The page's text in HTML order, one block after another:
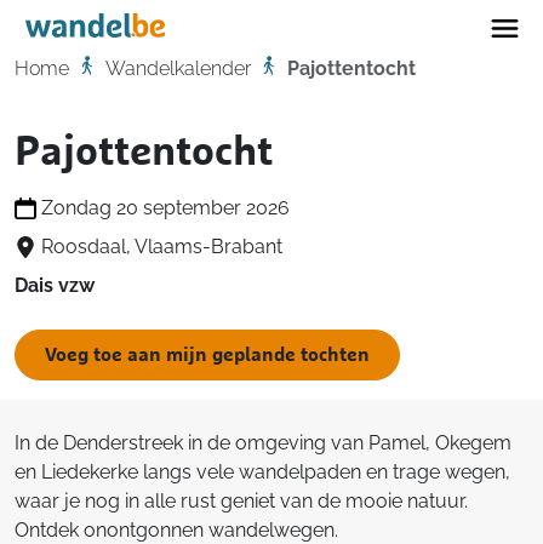
Home
Home Wandelkalender Pajottentocht
Pajottentocht
Zondag 20 september 2026
Roosdaal, Vlaams-Brabant
Dais vzw
Voeg toe aan mijn geplande tochten
In de Denderstreek in de omgeving van Pamel, Okegem
en Liedekerke langs vele wandelpaden en trage wegen,
waar je nog in alle rust geniet van de mooie natuur.
Ontdek onontgonnen wandelwegen.